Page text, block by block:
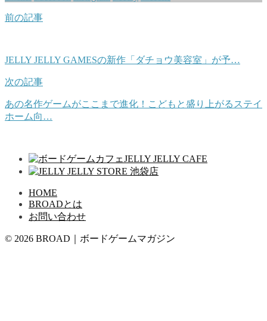
前の記事
JELLY JELLY GAMESの新作「ダチョウ美容室」が予…
次の記事
あの名作ゲームがここまで進化！こどもと盛り上がるステイ
ホーム向…
HOME
BROADとは
お問い合わせ
© 2026 BROAD｜ボードゲームマガジン